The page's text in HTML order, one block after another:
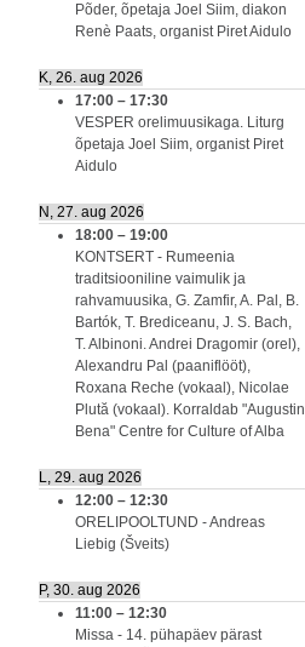
Põder, õpetaja Joel Siim, diakon
Renè Paats, organist Piret Aidulo
K, 26. aug 2026
17:00 – 17:30
VESPER orelimuusikaga. Liturg
õpetaja Joel Siim, organist Piret
Aidulo
N, 27. aug 2026
18:00 – 19:00
KONTSERT - Rumeenia
traditsiooniline vaimulik ja
rahvamuusika, G. Zamfir, A. Pal, B.
Bartók, T. Brediceanu, J. S. Bach,
T. Albinoni. Andrei Dragomir (orel),
Alexandru Pal (paaniflööt),
Roxana Reche (vokaal), Nicolae
Plută (vokaal). Korraldab "Augustin
Bena" Centre for Culture of Alba
L, 29. aug 2026
12:00 – 12:30
ORELIPOOLTUND - Andreas
Liebig (Šveits)
P, 30. aug 2026
11:00 – 12:30
Missa - 14. pühapäev pärast